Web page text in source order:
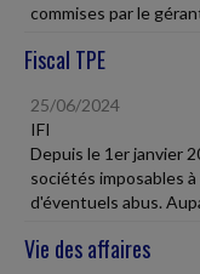
commises par le
Fiscal TPE
25/06/2024
IFI
Depuis le 1er janvier
sociétés imposables
d'éventuels abus.
Vie des affaires